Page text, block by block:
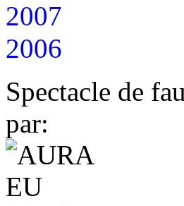
2007
2006
Spectacle de
par: